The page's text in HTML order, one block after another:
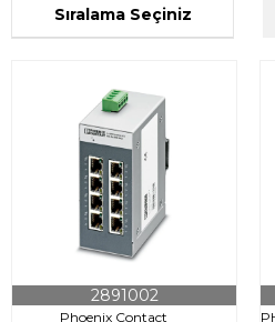
Sıralama
Phoenix Contact
2891002